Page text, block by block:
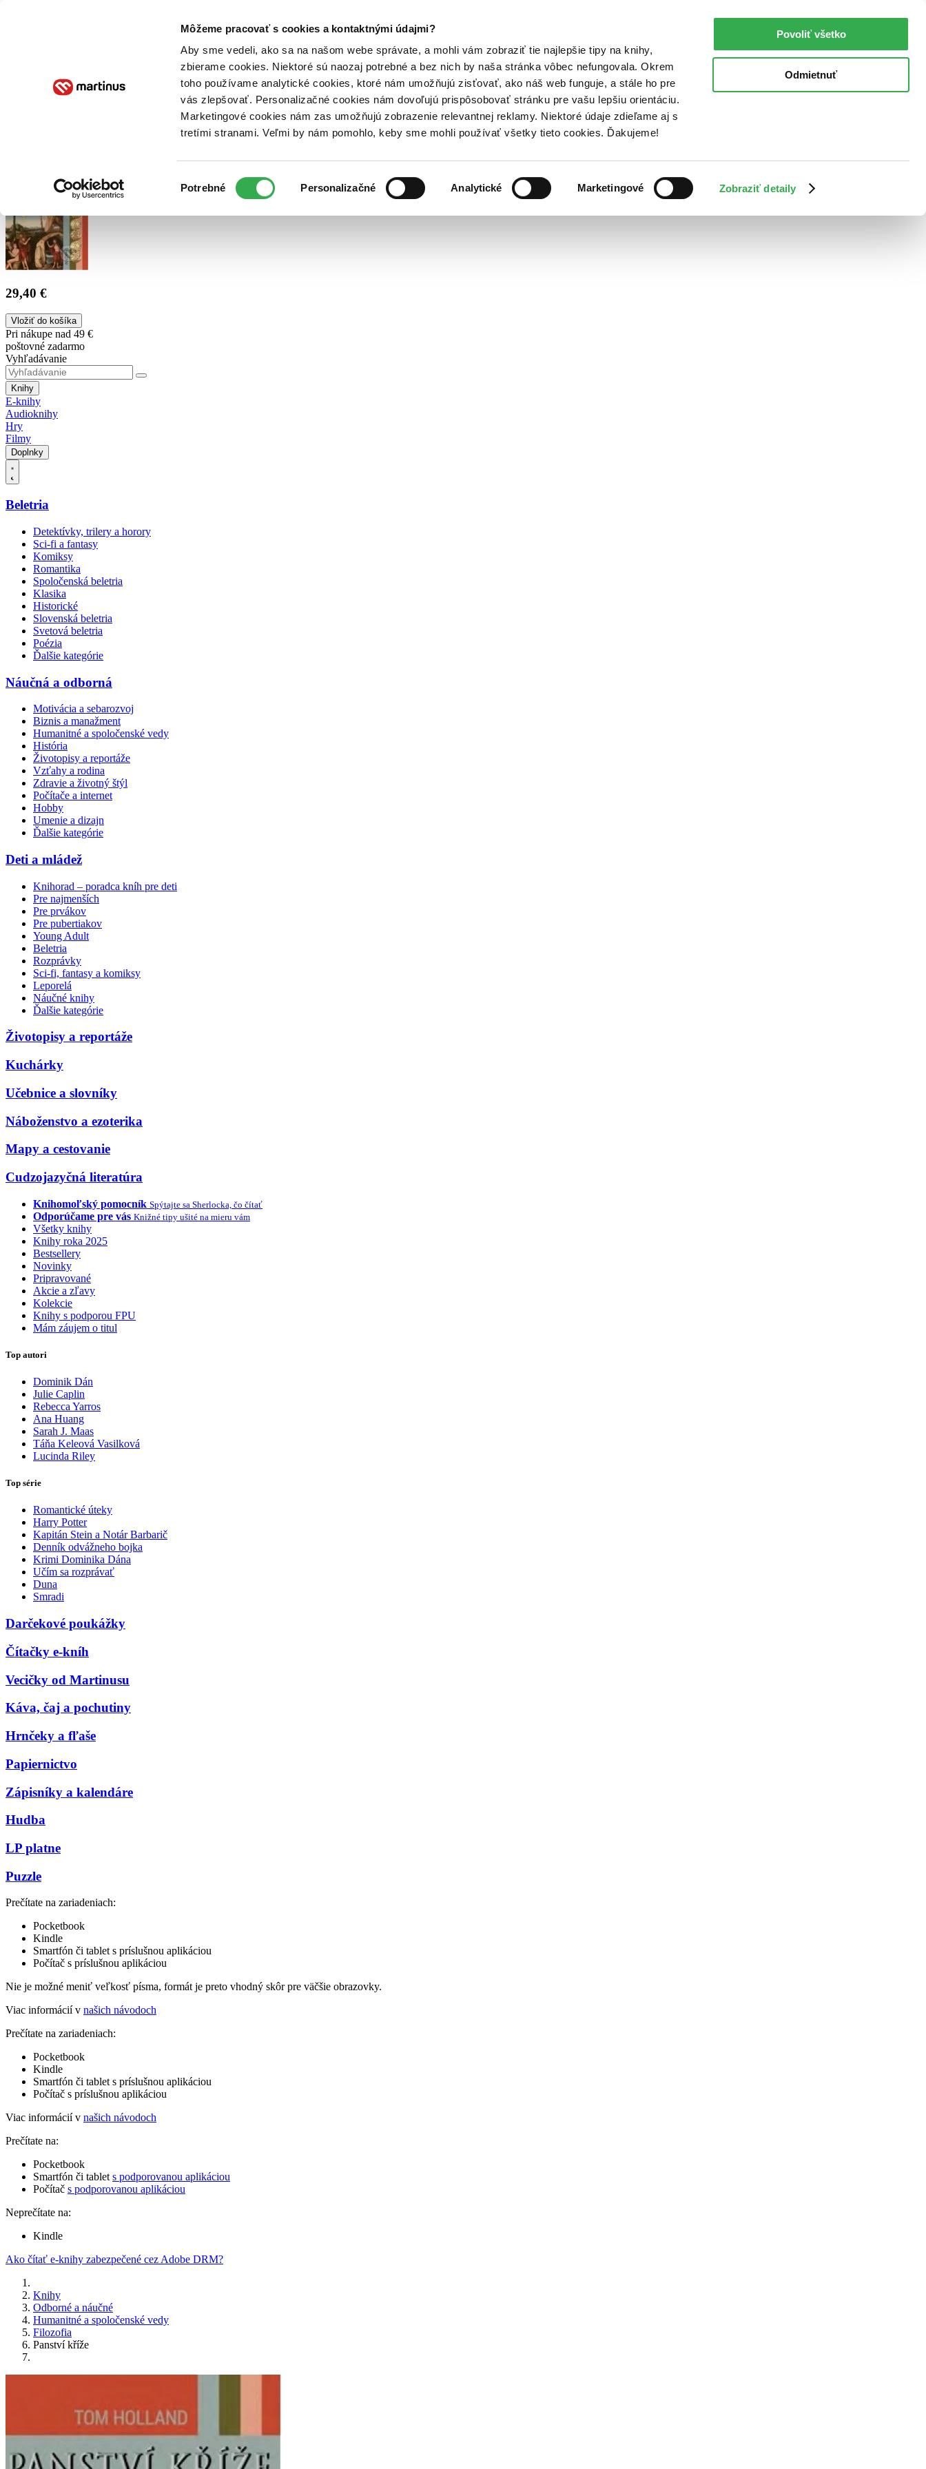
Môžeme pracovať s cookies a kontaktnými údajmi?
Aby sme vedeli, ako sa na našom webe správate, a mohli vám zobraziť tie najlepšie tipy na knihy,
zbierame cookies. Niektoré sú naozaj potrebné a bez nich by naša stránka vôbec nefungovala. Okrem
toho používame analytické cookies, ktoré nám umožňujú zisťovať, ako náš web funguje, a stále ho pre
vás zlepšovať. Personalizačné cookies nám dovoľujú prispôsobovať stránku pre vašu lepšiu orientáciu.
Marketingové cookies nám zas umožňujú zobrazenie relevantnej reklamy. Niektoré údaje zdieľame aj s
tretími stranami. Veľmi by nám pomohlo, keby sme mohli používať všetky tieto cookies. Ďakujeme!
súhlasu
Potrebné Personalizačné Analytické Marketingové Zobraziť detaily
Povoliť všetko
Odmietnuť
Poukážky Kontakt
29,40 €
Vložiť do košíka
Pri nákupe nad 49 €
poštovné zadarmo
Vyhľadávanie
Knihy
E-knihy
Audioknihy
Hry
Filmy
Doplnky
Beletria
Detektívky, trilery a horory
Sci-fi a fantasy
Komiksy
Romantika
Spoločenská beletria
Klasika
Historické
Slovenská beletria
Svetová beletria
Poézia
Ďalšie kategórie
Náučná a odborná
Motivácia a sebarozvoj
Biznis a manažment
Humanitné a spoločenské vedy
História
Životopisy a reportáže
Vzťahy a rodina
Zdravie a životný štýl
Počítače a internet
Hobby
Umenie a dizajn
Ďalšie kategórie
Deti a mládež
Knihorad – poradca kníh pre deti
Pre najmenších
Pre prvákov
Pre pubertiakov
Young Adult
Beletria
Rozprávky
Sci-fi, fantasy a komiksy
Leporelá
Náučné knihy
Ďalšie kategórie
Životopisy a reportáže
Kuchárky
Učebnice a slovníky
Náboženstvo a ezoterika
Mapy a cestovanie
Cudzojazyčná literatúra
Knihomoľský pomocník Spýtajte sa Sherlocka, čo čítať
Odporúčame pre vás Knižné tipy ušité na mieru vám
Všetky knihy
Knihy roka 2025
Bestsellery
Novinky
Pripravované
Akcie a zľavy
Kolekcie
Knihy s podporou FPU
Mám záujem o titul
Top autori
Dominik Dán
Julie Caplin
Rebecca Yarros
Ana Huang
Sarah J. Maas
Táňa Keleová Vasilková
Lucinda Riley
Top série
Romantické úteky
Harry Potter
Kapitán Stein a Notár Barbarič
Denník odvážneho bojka
Krimi Dominika Dána
Učím sa rozprávať
Duna
Smradi
Darčekové poukážky
Čítačky e-kníh
Vecičky od Martinusu
Káva, čaj a pochutiny
Hrnčeky a fľaše
Papiernictvo
Zápisníky a kalendáre
Hudba
LP platne
Puzzle
Prečítate na zariadeniach:
Pocketbook
Kindle
Smartfón či tablet s príslušnou aplikáciou
Počítač s príslušnou aplikáciou
Nie je možné meniť veľkosť písma, formát je preto vhodný skôr pre väčšie obrazovky.
Viac informácií v našich návodoch
Prečítate na zariadeniach:
Pocketbook
Kindle
Smartfón či tablet s príslušnou aplikáciou
Počítač s príslušnou aplikáciou
Viac informácií v našich návodoch
Prečítate na:
Pocketbook
Smartfón či tablet s podporovanou aplikáciou
Počítač s podporovanou aplikáciou
Neprečítate na:
Kindle
Ako čítať e-knihy zabezpečené cez Adobe DRM?
Knihy
Odborné a náučné
Humanitné a spoločenské vedy
Filozofia
Panství kříže